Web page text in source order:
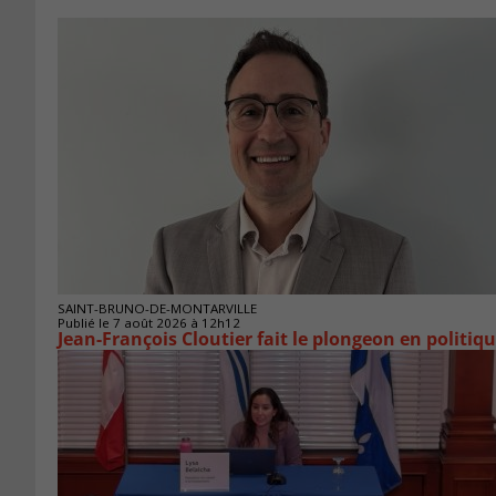
SAINT-BRUNO-DE-MONTARVILLE
Publié le 7 août 2026 à 12h12
Jean-François Cloutier fait le plongeon en